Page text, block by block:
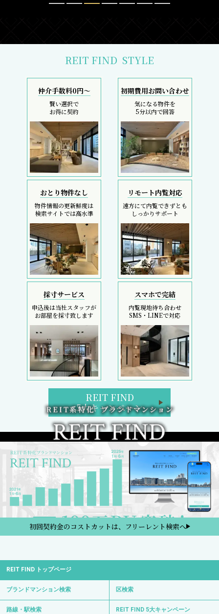
REIT FIND STYLE
仲介手数料0円～
賢い選択で
お得に契約
初期費用お問い合わせ
気になる物件を
5分以内で回答
おとり物件なし
物件情報の更新鮮度は
検索サイトでは高水準
リモート内覧対応
遠方にて内覧できずとも
しっかりサポート
採寸サービス
申込後は当社スタッフが
お部屋を採寸致します
スマホで完結
内覧現地待ち合わせ
SMS・LINEで対応
REIT FIND
5大キャンペーン
初回契約金のコストカットは、フリーレント検索へ
REIT FIND トップページ
ブランドマンション検索 区検索
路線・駅検索 REIT FIND 5大キャンペーン